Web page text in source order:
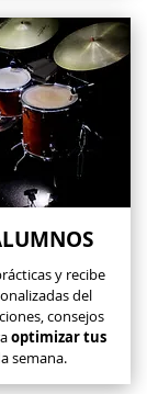
y recibe
del
consejos
optimizar tus
semana.